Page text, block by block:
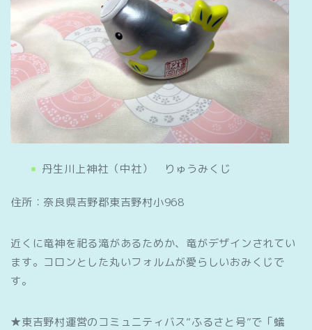
丹生川上神社（中社） りゅうみくじ
住所：奈良県吉野郡東吉野村小968
近くに竜神を祀る滝があるためか、竜がデザインされてい
ます。コロンとした丸いフォルムが愛らしいおみくじで
す。
★東吉野村運営のコミュニティバス”ふるさと号”で「蟻